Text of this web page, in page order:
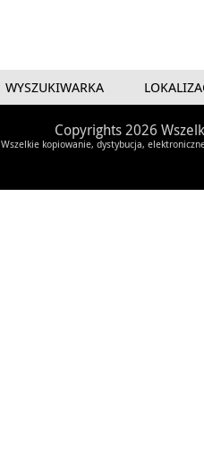
WYSZUKIWARKA
Copyrights 2026
Wszelkie kopiowanie, dystybucja,